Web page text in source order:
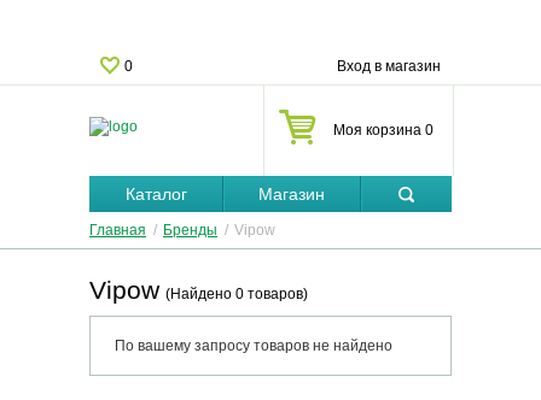
0 Вход в магазин
Моя корзина 0
Каталог Магазин
Главная / Бренды / Vipow
Vipow (Найдено 0 товаров)
По вашему запросу товаров не найдено